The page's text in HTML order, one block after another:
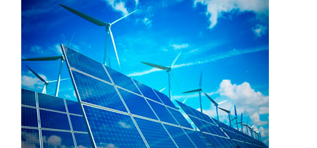
Новости компании
Мировые новости
О нас
Контакты
Оставить заявку